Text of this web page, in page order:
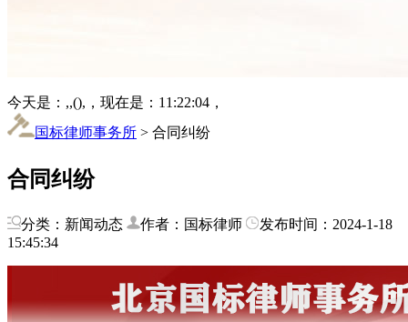
今天是：,,(),，现在是：11:22:04，
国标律师事务所 > 合同纠纷
合同纠纷
分类：新闻动态 作者：国标律师
发布时间：2024-1-18
15:45:34